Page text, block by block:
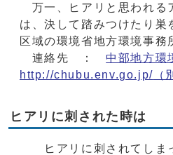
万一、ヒアリと思われる
は、決して踏みつけたり巣
区域の環境省地方環境事務
連絡先 ：中部地方
http://chubu.env.go.jp/ （
ヒアリに刺された時は
ヒアリに刺されてしま